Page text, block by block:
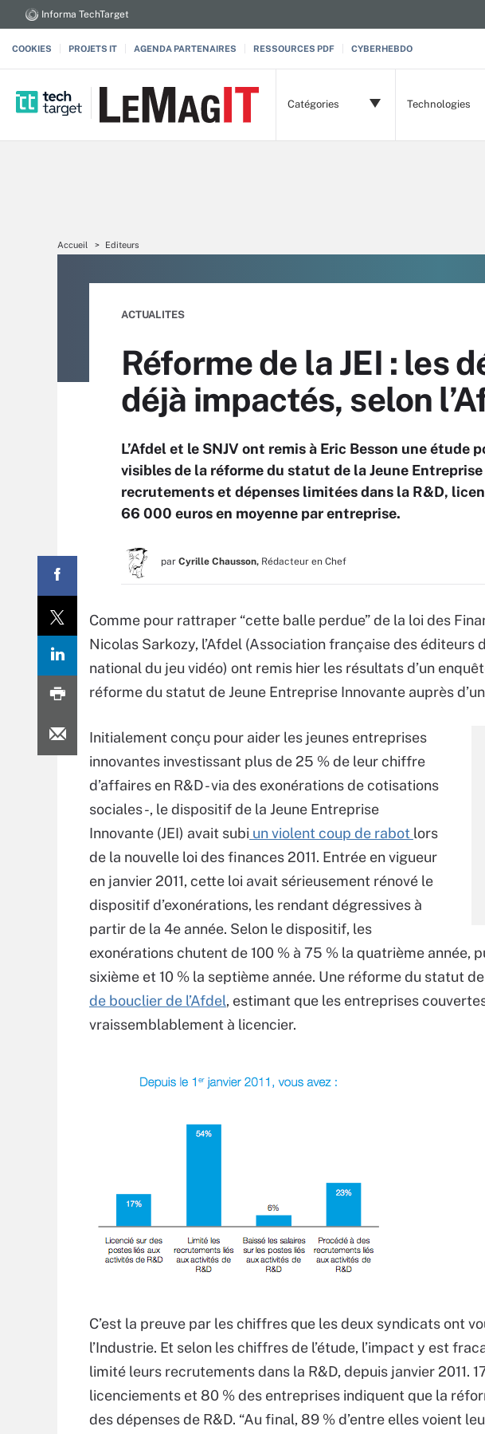
Informa TechTarget
COOKIES PROJETS IT AGENDA PARTENAIRES RESSOURCES PDF CYBERHEBDO
Catégories Technologies
Accueil Editeurs
ACTUALITES
Réforme de la JEI : les
déjà impactés, selon
L’Afdel et le SNJV ont remis à Eric Besson une étude
visibles de la réforme du statut de la Jeune
recrutements et dépenses limitées dans la R&D,
66 000 euros en moyenne par entreprise.
par Cyrille Chausson, Rédacteur en Chef
Comme pour rattraper “cette balle perdue” de la loi des
Nicolas Sarkozy, l’Afdel (Association française des éditeurs
national du jeu vidéo) ont remis hier les résultats d’un
réforme du statut de Jeune Entreprise Innovante auprès
Initialement conçu pour aider les jeunes entreprises
innovantes investissant plus de 25 % de leur chiffre
d’affaires en R&D - via des exonérations de cotisations
sociales -, le dispositif de la Jeune Entreprise
Innovante (JEI) avait subi un violent coup de rabot lors
de la nouvelle loi des finances 2011. Entrée en vigueur
en janvier 2011, cette loi avait sérieusement rénové le
dispositif d’exonérations, les rendant dégressives à
partir de la 4e année. Selon le dispositif, les
exonérations chutent de 100 % à 75 % la quatrième année,
sixième et 10 % la septième année. Une réforme du statut
de bouclier de l’Afdel, estimant que les entreprises
vraissemblablement à licencier.
C’est la preuve par les chiffres que les deux syndicats ont
l’Industrie. Et selon les chiffres de l’étude, l’impact y est
limité leurs recrutements dans la R&D, depuis janvier 2011.
licenciements et 80 % des entreprises indiquent que la
des dépenses de R&D. “Au final, 89 % d’entre elles voient